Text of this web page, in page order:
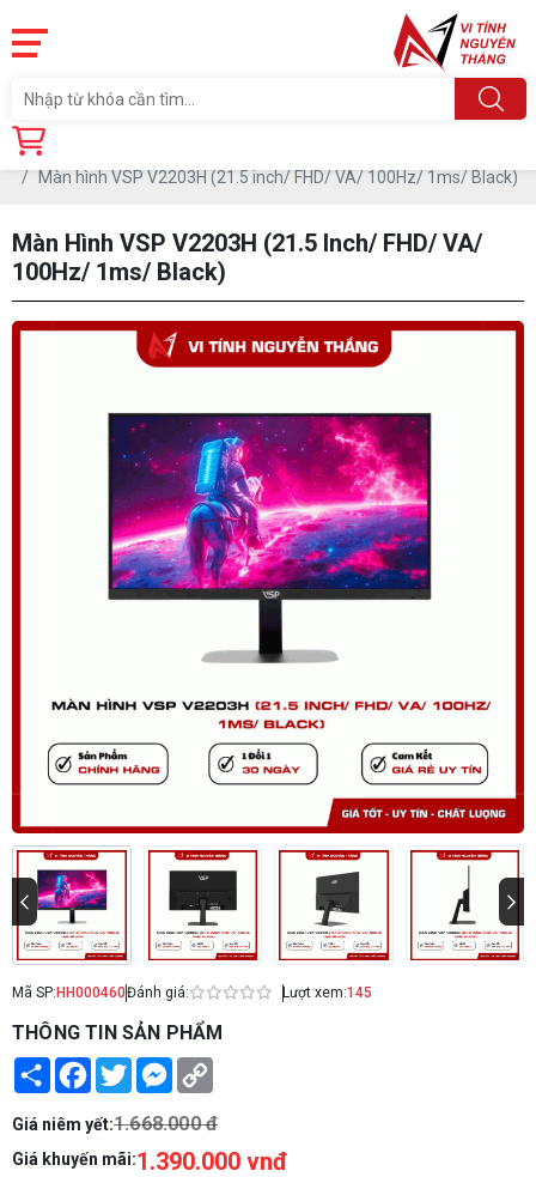
Trang chủ
Màn hình VSP V2203H (21.5 inch/ FHD/ VA/ 100Hz/ 1ms/ Black)
Màn Hình VSP V2203H (21.5 Inch/ FHD/ VA/
100Hz/ 1ms/ Black)
Mã SP: HH000460Đánh giá: Lượt xem:145
THÔNG TIN SẢN PHẨM
Share Facebook
TwitterMessenger
Giá niêm yết:1.668.000 đ
Giá khuyến mãi:1.390.000 vnđ